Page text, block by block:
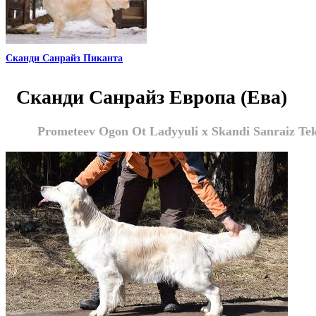
Сканди Санрайз Пиканта
Сканди Санрайз Европа (Ева)
Prometeev Ogon Ot Ladyyuli x Skandi Sanraiz